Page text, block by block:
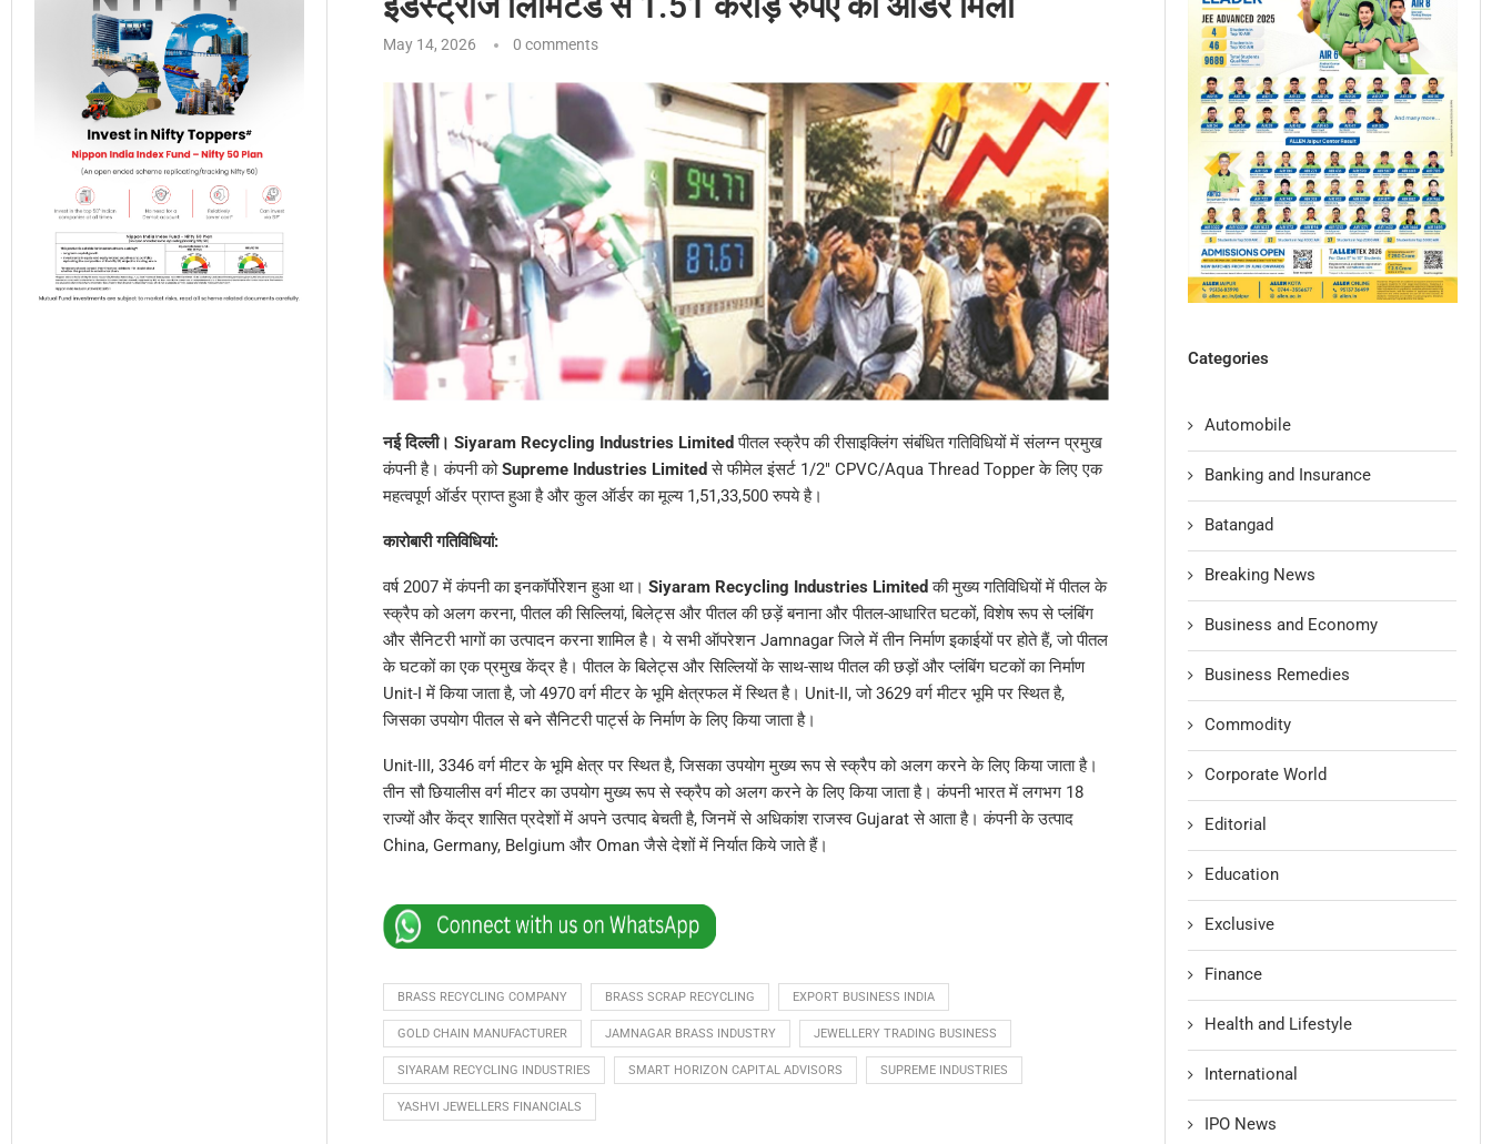
May 14, 2026 0 comments
नई दिल्ली। Siyaram Recycling Industries Limited पीतल स्क्रैप की रीसाइक्लिंग संबंधित गतिविधियों में संलग्न प्रमुख
कंपनी है। कंपनी कोSupreme Industries Limited से फीमेल इंसर्ट 1/2″ CPVC/Aqua Thread Topper के लिए एक
महत्वपूर्ण ऑर्डर प्राप्त हुआ है और कुल ऑर्डर का मूल्य 1,51,33,500 रुपये है।
कारोबारी गतिविधियां:
वर्ष 2007 में कंपनी का इनकाॅर्पोरेशन हुआ था। Siyaram Recycling Industries Limited की मुख्य गतिविधियों में पीतल के
स्क्रैप को अलग करना, पीतल की सिल्लियां, बिलेट्स और पीतल की छड़ें बनाना और पीतल-आधारित घटकों, विशेष रूप से प्लंबिंग
और सैनिटरी भागों का उत्पादन करना शामिल है। ये सभी ऑपरेशन Jamnagar जिले में तीन निर्माण इकाईयों पर होते हैं, जो पीतल
के घटकों का एक प्रमुख केंद्र है। पीतल के बिलेट्स और सिल्लियों के साथ-साथ पीतल की छड़ों और प्लंबिंग घटकों का निर्माण
Unit-I में किया जाता है, जो 4970 वर्ग मीटर के भूमि क्षेत्रफल में स्थित है। Unit-II, जो 3629 वर्ग मीटर भूमि पर स्थित है,
जिसका उपयोग पीतल से बने सैनिटरी पार्ट्स के निर्माण के लिए किया जाता है।
Unit-III, 3346 वर्ग मीटर के भूमि क्षेत्र पर स्थित है, जिसका उपयोग मुख्य रूप से स्क्रैप को अलग करने के लिए किया जाता है।
तीन सौ छियालीस वर्ग मीटर का उपयोग मुख्य रूप से स्क्रैप को अलग करने के लिए किया जाता है। कंपनी भारत में लगभग 18
राज्यों और केंद्र शासित प्रदेशों में अपने उत्पाद बेचती है, जिनमें से अधिकांश राजस्व Gujarat से आता है। कंपनी के उत्पाद
China, Germany, Belgium और Oman जैसे देशों में निर्यात किये जाते हैं।
BRASS RECYCLING COMPANY BRASS SCRAP RECYCLING EXPORT BUSINESS INDIA
GOLD CHAIN MANUFACTURER JAMNAGAR BRASS INDUSTRY JEWELLERY TRADING BUSINESS
SIYARAM RECYCLING INDUSTRIES SMART HORIZON CAPITAL ADVISORS SUPREME INDUSTRIES
YASHVI JEWELLERS FINANCIALS
Categories
Automobile
Banking and Insurance
Batangad
Breaking News
Business and Economy
Business Remedies
Commodity
Corporate World
Editorial
Education
Exclusive
Finance
Health and Lifestyle
International
IPO News